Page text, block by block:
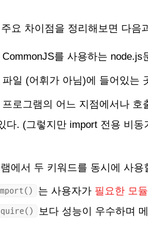
요 차이점을 정리해보면 다음
CommonJS를 사용하는 node.js
파일 (어휘가 아님)에 들어있는
프로그램의 어느 지점에서나 호
다. (그렇지만 import 전용 비
에서 두 키워드를 동시에 사용
는 사용자가 필요한 모
보다 성능이 우수하며